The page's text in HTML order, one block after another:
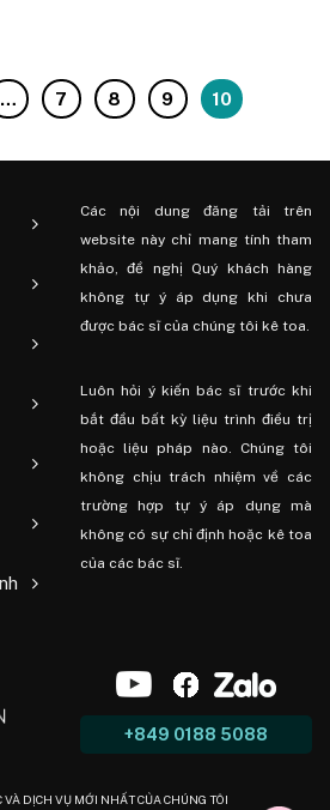
… 7 8 9 10
Các nội dung đăng tải trên
website này chỉ mang tính tham
khảo, đề nghị Quý khách hàng
không tự ý áp dụng khi chưa
được bác sĩ của chúng tôi kê toa.
Luôn hỏi ý kiến ​​bác sĩ trước khi
bắt đầu bất kỳ liệu trình điều trị
hoặc liệu pháp nào. Chúng tôi
không chịu trách nhiệm về các
trường hợp tự ý áp dụng mà
không có sự chỉ định hoặc kê toa
của các bác sĩ.
+849 0188 5088
VÀ DỊCH VỤ MỚI NHẤT CỦA CHÚNG TÔI